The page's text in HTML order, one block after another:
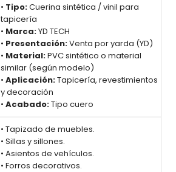
• Tipo:Cuerina sintética / vinil para
tapicería
• Marca:YD TECH
• Presentación:Venta por yarda (YD)
• Material:PVC sintético o material
similar (según modelo)
• Aplicación:Tapicería, revestimientos
y decoración
• Acabado:Tipo cuero
• Tapizado de muebles.
• Sillas y sillones.
• Asientos de vehículos.
• Forros decorativos.